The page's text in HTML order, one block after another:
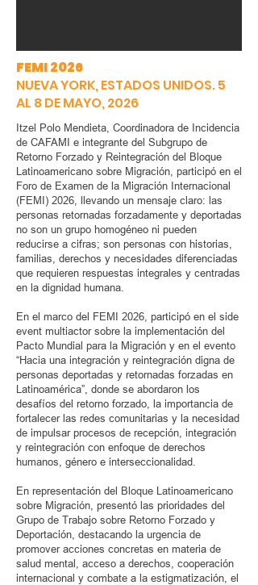
FEMI 2026
NUEVA YORK, ESTADOS UNIDOS. 5
AL 8 DE MAYO, 2026
Itzel Polo Mendieta, Coordinadora de Incidencia
de CAFAMI e integrante del Subgrupo de
Retorno Forzado y Reintegración del Bloque
Latinoamericano sobre Migración, participó en el
Foro de Examen de la Migración Internacional
(FEMI) 2026, llevando un mensaje claro: las
personas retornadas forzadamente y deportadas
no son un grupo homogéneo ni pueden
reducirse a cifras; son personas con historias,
familias, derechos y necesidades diferenciadas
que requieren respuestas integrales y centradas
en la dignidad humana.
En el marco del FEMI 2026, participó en el side
event multiactor sobre la implementación del
Pacto Mundial para la Migración y en el evento
“Hacia una integración y reintegración digna de
personas deportadas y retornadas forzadas en
Latinoamérica”, donde se abordaron los
desafíos del retorno forzado, la importancia de
fortalecer las redes comunitarias y la necesidad
de impulsar procesos de recepción, integración
y reintegración con enfoque de derechos
humanos, género e interseccionalidad.
En representación del Bloque Latinoamericano
sobre Migración, presentó las prioridades del
Grupo de Trabajo sobre Retorno Forzado y
Deportación, destacando la urgencia de
promover acciones concretas en materia de
salud mental, acceso a derechos, cooperación
internacional y combate a la estigmatización, el